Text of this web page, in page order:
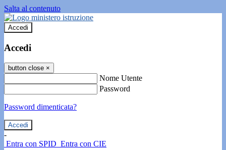
Salta al contenuto
Accedi
Accedi
button close ×
Nome Utente
Password
Password dimenticata?
-
Entra con SPID Entra con CIE